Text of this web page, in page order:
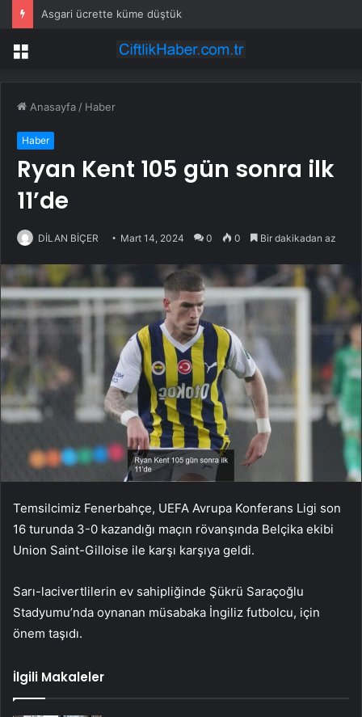
Asgari ücrette küme düştük
Menü
Anasayfa / Haber
Haber
Ryan Kent 105 gün sonra ilk
11’de
DİLAN BİÇER Mart 14, 2024 0 0 Bir dakikadan az
Temsilcimiz Fenerbahçe, UEFA Avrupa Konferans Ligi son
16 turunda 3-0 kazandığı maçın rövanşında Belçika ekibi
Union Saint-Gilloise ile karşı karşıya geldi.
Sarı-lacivertlilerin ev sahipliğinde Şükrü Saraçoğlu
Stadyumu’nda oynanan müsabaka İngiliz futbolcu, için
önem taşıdı.
İlgili Makaleler